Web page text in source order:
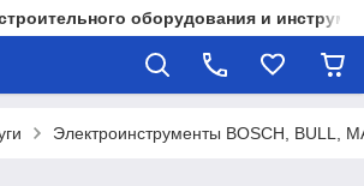
оборудования и
Электроинструменты BOSCH, BULL,